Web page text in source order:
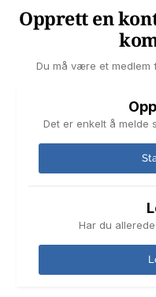
Opprett en
Du må være et medlem
Det er enkelt å melde
Har du